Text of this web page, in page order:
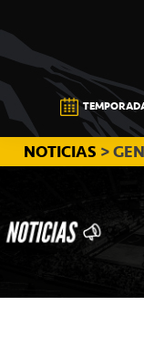
a
la
navegación
principal
al
contenido
principal
a
la
barra
lateral
principal
CB
CANARIAS
NOTICIAS >